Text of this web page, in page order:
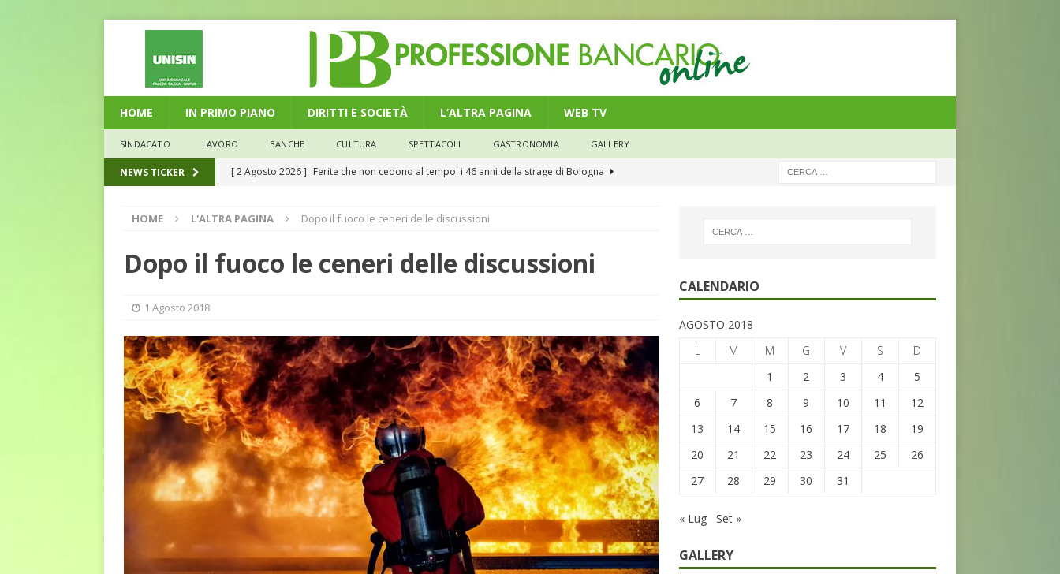
HOME IN PRIMO PIANO DIRITTI E SOCIETÀ L’ALTRA PAGINA WEB TV
SINDACATO LAVORO BANCHE CULTURA SPETTACOLI GASTRONOMIA GALLERY
NEWS TICKER [ 2 Agosto 2026 ] Ferite che non cedono al tempo: i 46 anni della strage di Bologna
[ 29 Luglio 2026 ] Marche: un modello di equilibrio nel credito. Debiti più leggeri e rate sotto
la media nazionale
euro riguarda, non solo i premi in denaro, ma anche i benefit aziendali
DIRITTI E SOCIETÀ
[ 6 Agosto 2026 ] Estate e caregiver: la sfida quotidiana dell’assistenza tra ferie e rinunce
DIRITTI E SOCIETÀ
HOME L'ALTRA PAGINA Dopo il fuoco le ceneri delle discussioni
Dopo il fuoco le ceneri delle discussioni
1 Agosto 2018
CALENDARIO
AGOSTO 2018
L
M M G V S
D
1
2 3 4
5
6
7 8 9 10 11
12
13
14 15 16 17 18
19
20
21 22 23 24 25
26
27
28 29 30 31
« Lug Set »
GALLERY